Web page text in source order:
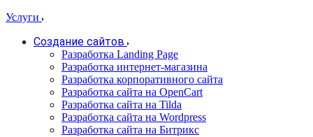
Услуги
Создание сайтов
Разработка Landing Page
Разработка интернет-магазина
Разработка корпоративного сайта
Разработка сайта на OpenCart
Разработка сайта на Tilda
Разработка сайта на Wordpress
Разработка сайта на Битрикс